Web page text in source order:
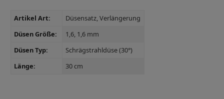
Artikel Art: Düsensatz , Verlängerung
Düsen Größe:
1,6 , 1,6 mm
Düsen Typ:
Schrägstrahldüse (30°)
Länge:
30 cm